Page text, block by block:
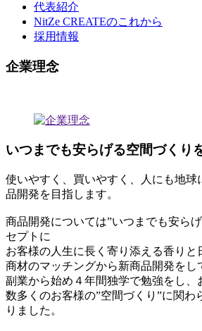
代表紹介
NitZe CREATEのこれから
採用情報
企業理念
いつまでも安らげる空間づくり
使いやすく、買いやすく、人にも地球
品開発を目指します。
商品開発については”いつまでも安ら
セプトに
お客様の人生に長く寄り添える香りと
商材のマッチングから新商品開発をし
副業から始め４年間独学で勉強をし、
数多くのお客様の”空間づくり”に関わ
りました。